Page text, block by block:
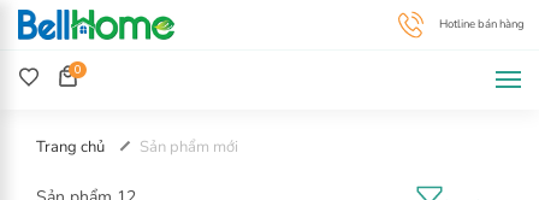
0
Trang chủ Sản phẩm mới